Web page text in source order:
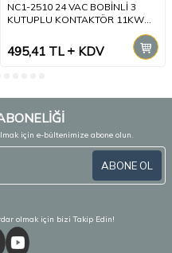
NC1-2510 24 VAC BOBİNLİ 3
KUTUPLU KONTAKTÖR 11KW
25A AC-3 1NA YARIMCI KONTAK
495,41TL KDV
için e-bültenimize abone olun.
ABONE OL
olmak için bizi Takip Edin!